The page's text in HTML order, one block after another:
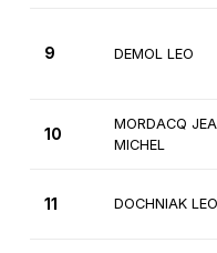
9 DEMOL LEO
10
MORDACQ
MICHEL
11 DOCHNIAK LEO